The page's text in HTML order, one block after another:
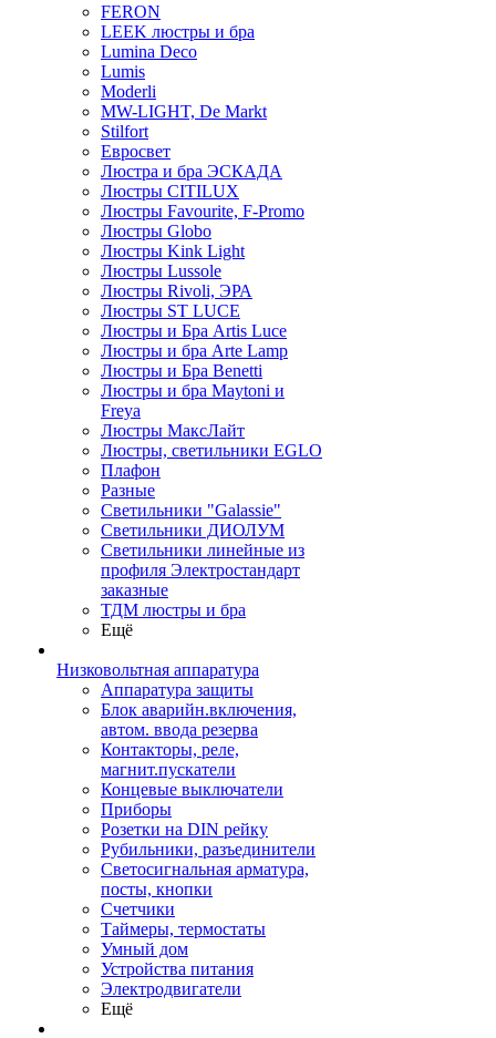
FERON
LEEK люстры и бра
Lumina Deco
Lumis
Moderli
MW-LIGHT, De Markt
Stilfort
Евросвет
Люстра и бра ЭСКАДА
Люстры CITILUX
Люстры Favourite, F-Promo
Люстры Globo
Люстры Kink Light
Люстры Lussole
Люстры Rivoli, ЭРА
Люстры ST LUCE
Люстры и Бра Artis Luce
Люстры и бра Arte Lamp
Люстры и Бра Benetti
Люстры и бра Maytoni и
Freya
Люстры МаксЛайт
Люстры, светильники EGLO
Плафон
Разные
Светильники "Galassie"
Светильники ДИОЛУМ
Светильники линейные из
профиля Электростандарт
заказные
ТДМ люстры и бра
Ещё
Низковольтная аппаратура
Аппаратура защиты
Блок аварийн.включения,
автом. ввода резерва
Контакторы, реле,
магнит.пускатели
Концевые выключатели
Приборы
Розетки на DIN рейку
Рубильники, разъединители
Светосигнальная арматура,
посты, кнопки
Счетчики
Таймеры, термостаты
Умный дом
Устройства питания
Электродвигатели
Ещё